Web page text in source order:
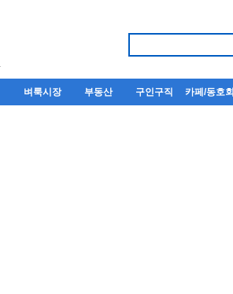
벼룩시장 부동산 구인구직 카페/동호회